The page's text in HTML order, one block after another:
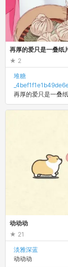
动动动
21
淡雅深蓝
动动动
再厚的爱只是一叠纸
2
堆糖
再厚的爱只是一叠